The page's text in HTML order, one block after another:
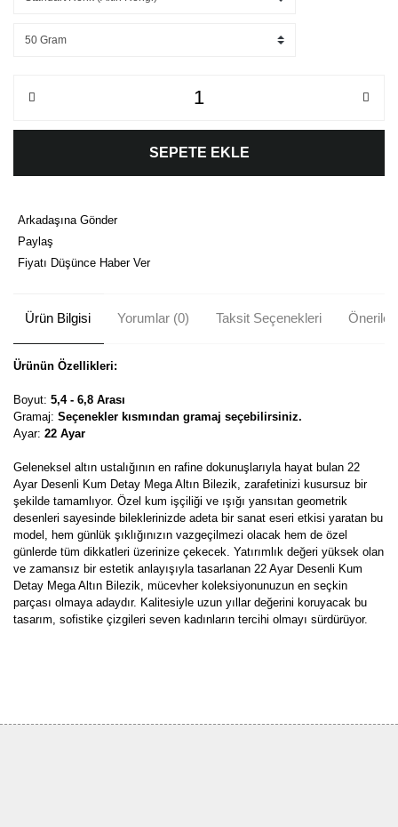
SEPETE EKLE
Arkadaşına Gönder
Paylaş
Fiyatı Düşünce Haber Ver
Ürün Bilgisi Yorumlar (0) Taksit Seçenekleri
Ürünün Özellikleri:
Boyut: 5,4 - 6,8 Arası
Gramaj: Seçenekler kısmından gramaj seçebilirsiniz.
Ayar: 22 Ayar
Geleneksel altın ustalığının en rafine dokunuşlarıyla hayat bulan 22
Ayar Desenli Kum Detay Mega Altın Bilezik, zarafetinizi kusursuz bir
şekilde tamamlıyor. Özel kum işçiliği ve ışığı yansıtan geometrik
desenleri sayesinde bileklerinizde adeta bir sanat eseri etkisi yaratan bu
model, hem günlük şıklığınızın vazgeçilmezi olacak hem de özel
günlerde tüm dikkatleri üzerinize çekecek. Yatırımlık değeri yüksek olan
ve zamansız bir estetik anlayışıyla tasarlanan 22 Ayar Desenli Kum
Detay Mega Altın Bilezik, mücevher koleksiyonunuzun en seçkin
parçası olmaya adaydır. Kalitesiyle uzun yıllar değerini koruyacak bu
tasarım, sofistike çizgileri seven kadınların tercihi olmayı sürdürüyor.